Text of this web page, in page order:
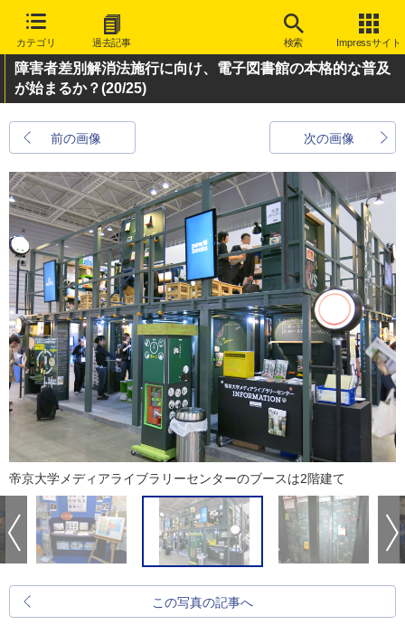
カテゴリ 過去記事 検索 Impressサイト
障害者差別解消法施行に向け、電子図書館の本格的な普及
が始まるか？(20/25)
前の画像 次の画像
帝京大学メディアライブラリーセンターのブースは2階建て
この写真の記事へ